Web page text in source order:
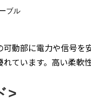
ブル
動部に電力や信号
ています。高い柔軟
>